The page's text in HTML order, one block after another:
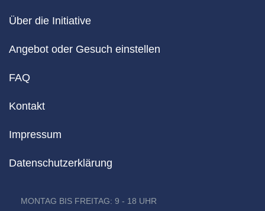
Über die Initiative
Angebot oder Gesuch einstellen
FAQ
Kontakt
Impressum
Datenschutzerklärung
MONTAG BIS FREITAG: 9 - 18 UHR